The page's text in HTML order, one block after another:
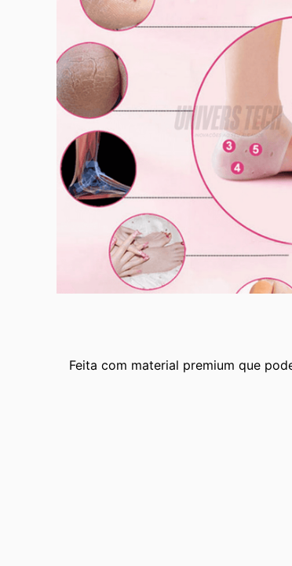
Feita com material premium que